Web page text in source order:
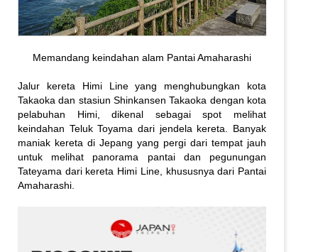
Memandang keindahan alam Pantai Amaharashi
Jalur kereta Himi Line yang menghubungkan kota
Takaoka dan stasiun Shinkansen Takaoka dengan kota
pelabuhan Himi, dikenal sebagai spot melihat
keindahan Teluk Toyama dari jendela kereta. Banyak
maniak kereta di Jepang yang pergi dari tempat jauh
untuk melihat panorama pantai dan pegunungan
Tateyama dari kereta Himi Line, khususnya dari Pantai
Amaharashi.